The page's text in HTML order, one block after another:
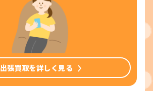
出張買取を詳しく見る